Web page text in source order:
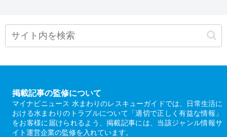
掲載記事の監修について
マイナビニュース 水まわりのレスキューガイドでは、日常生活に
おける水まわりのトラブルについて「適切で正しく有益な情報」
をお客様に届けられるよう、掲載記事には、当該ジャンル情報サ
イト運営企業の監修を入れています。